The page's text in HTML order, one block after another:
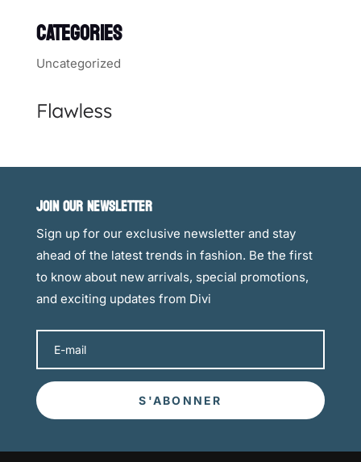
CATEGORIES
Uncategorized
JOIN OUR NEWSLETTER
Sign up for our exclusive newsletter and stay
ahead of the latest trends in fashion. Be the first
to know about new arrivals, special promotions,
and exciting updates from Divi
S'ABONNER